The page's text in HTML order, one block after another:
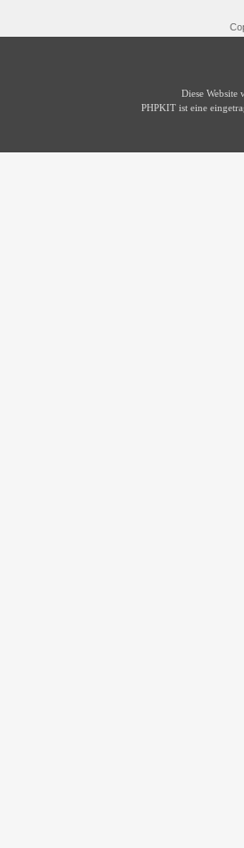
Diese Website
PHPKIT ist eine